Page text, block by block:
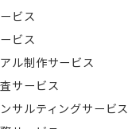
ビス
ビス
ル制作サービス
サービス
サルティングサービス